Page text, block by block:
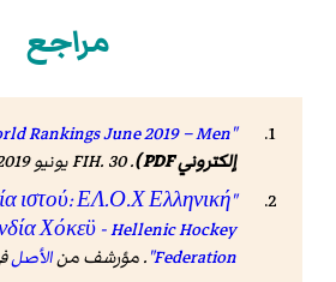
مراجع
"FIH Hero World Rankings June 2019 – Men"
إلكتروني PDF )
.
FIH. 30 يونيو 2019
ιστού: ΕΛ.Ο.Χ Ελληνική
Χόκεϋ - Hellenic Hockey
Federation" . مؤرشف منالأصلفي